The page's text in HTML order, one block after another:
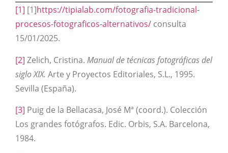
[1] [1]https://tipialab.com/fotografia-tradicional-
procesos-fotograficos-alternativos/ consulta
15/01/2025.
[2] Zelich, Cristina. Manual de técnicas fotográficas del
siglo XIX. Arte y Proyectos Editoriales, S.L., 1995.
Sevilla (España).
[3] Puig de la Bellacasa, José Mª (coord.). Colección
Los grandes fotógrafos. Edic. Orbis, S.A. Barcelona,
1984.